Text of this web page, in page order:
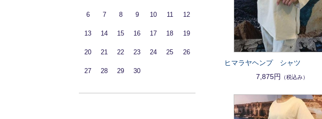
ヒマラヤヘンプ シャツ
7,875円
（税込み）
6 7 8 9 10 11 12
13 14 15 16 17 18 19
20 21 22 23 24 25 26
27 28 29 30